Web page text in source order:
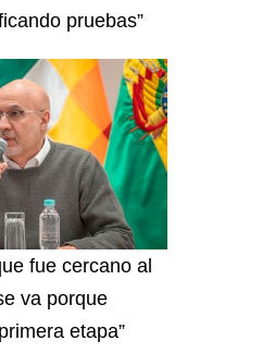
pruebas”
fue cercano al
va porque
etapa”